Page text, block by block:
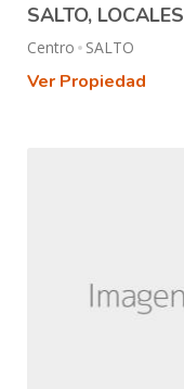
SALTO, LOCALES
Centro SALTO
Ver Propiedad